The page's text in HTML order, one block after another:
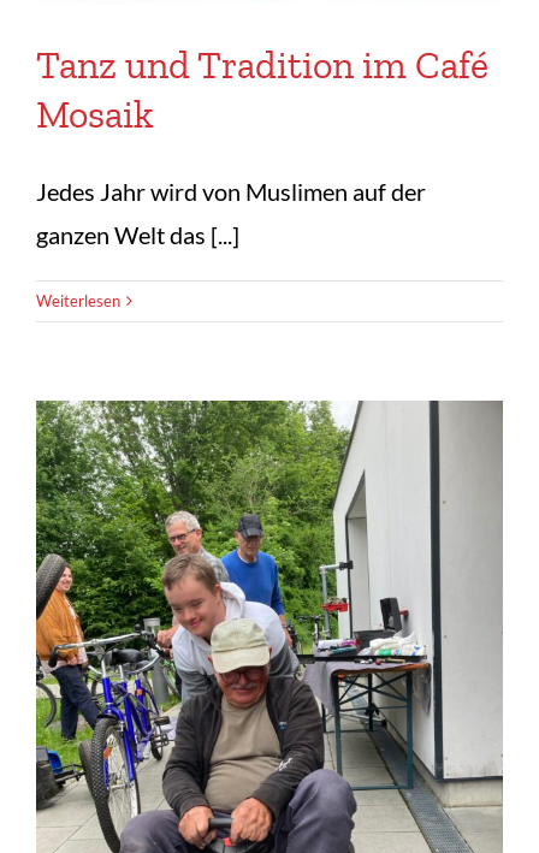
Tanz und Tradition im Café
Mosaik
Jedes Jahr wird von Muslimen auf der
ganzen Welt das [...]
Weiterlesen